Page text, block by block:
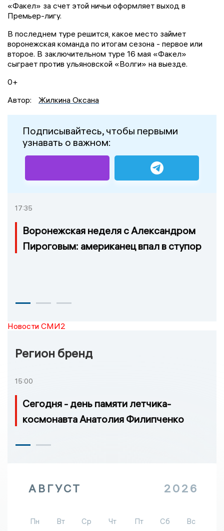
«Факел» за счет этой ничьи оформляет выход в
Премьер-лигу.
В последнем туре решится, какое место займет
воронежская команда по итогам сезона - первое или
второе. В заключительном туре 16 мая «Факел»
сыграет против ульяновской «Волги» на выезде.
0+
Автор:
Жилкина Оксана
Подписывайтесь, чтобы первыми
узнавать о важном:
17:35
Воронежская неделя с Александром
Пироговым: американец впал в ступор
Новости СМИ2
Регион бренд
15:00
Сегодня - день памяти летчика-
космонавта Анатолия Филипченко
АВГУСТ 2026
Пн Вт Ср Чт Пт Сб
Вс